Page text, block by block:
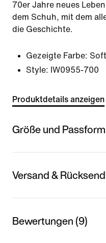
70er Jahre neues
dem Schuh, mit dem
die Geschichte.
Gezeigte Farbe:
Style: IW0955-700
Produktdetails anzeigen
Größe und Passform
Versand &
Bewertungen (9)